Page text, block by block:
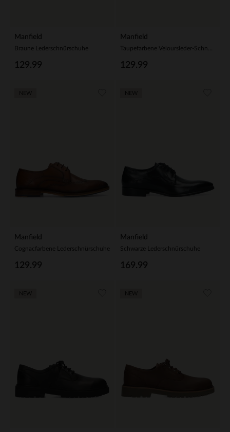
Manfield
Braune Lederschnürschuhe
129.99
Manfield
129.99
Manfield
Cognacfarbene Lederschnürschuhe
129.99
Manfield
Schwarze Lederschnürschuhe
169.99